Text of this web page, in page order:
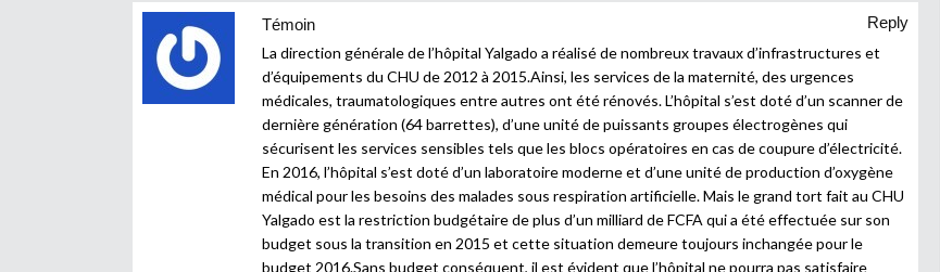
Témoin
Reply
La direction générale de l’hôpital Yalgado a réalisé de nombreux travaux d’infrastructures et
d’équipements du CHU de 2012 à 2015.Ainsi, les services de la maternité, des urgences
médicales, traumatologiques entre autres ont été rénovés. L’hôpital s’est doté d’un scanner de
dernière génération (64 barrettes), d’une unité de puissants groupes électrogènes qui
sécurisent les services sensibles tels que les blocs opératoires en cas de coupure d’électricité.
En 2016, l’hôpital s’est doté d’un laboratoire moderne et d’une unité de production d’oxygène
médical pour les besoins des malades sous respiration artificielle. Mais le grand tort fait au CHU
Yalgado est la restriction budgétaire de plus d’un milliard de FCFA qui a été effectuée sur son
budget sous la transition en 2015 et cette situation demeure toujours inchangée pour le
budget 2016.Sans budget conséquent, il est évident que l’hôpital ne pourra pas satisfaire